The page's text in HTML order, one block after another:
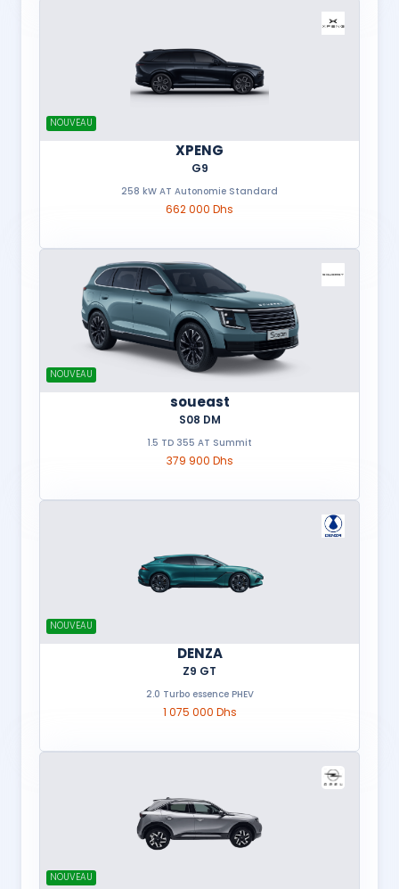
NOUVEAU
XPENG
G9
258 kW AT Autonomie Standard
662 000 Dhs
NOUVEAU
soueast
S08 DM
1.5 TD 355 AT Summit
379 900 Dhs
NOUVEAU
DENZA
Z9 GT
2.0 Turbo essence PHEV
1 075 000 Dhs
NOUVEAU